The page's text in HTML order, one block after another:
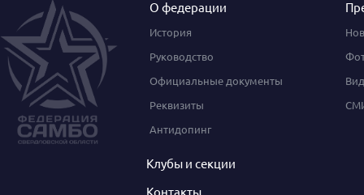
О федерации
История
Руководство
Официальные документы
Реквизиты
Антидопинг
Клубы и секции
Контакты